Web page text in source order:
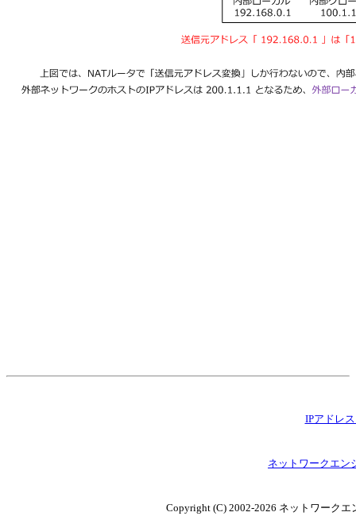
IPアドレ
ネットワークエン
Copyright (C) 2002-2026 ネットワークエ